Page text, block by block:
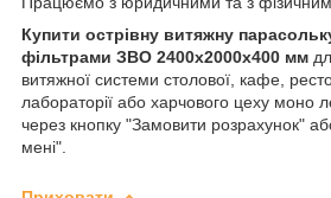
Купити острівну витяжну
фільтрами ЗВО 2400х2000х400 мм
витяжної системи столової, кафе,
лабораторії або харчового цеху моно
через кнопку "Замовити розрахунок"
мені".